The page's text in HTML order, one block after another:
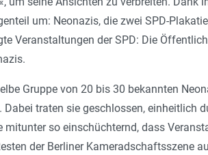
um: Neonazis, die zwei SPD-
Veranstaltungen der SPD: Die
Gruppe von 20 bis 30 bekannten
traten sie geschlossen, einheitlich
mitunter so einschüchternd, dass
der Berliner Kameradschaftsszene